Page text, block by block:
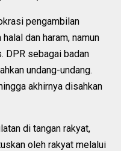
pengambilan
dan haram, namun
DPR sebagai badan
undang-undang.
akhirnya disahkan
di tangan rakyat,
oleh rakyat melalui